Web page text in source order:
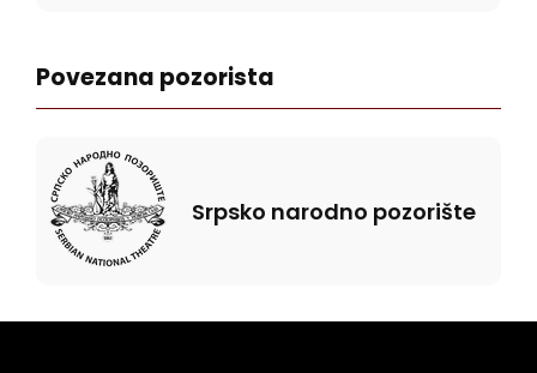
Povezana pozorista
Srpsko narodno pozorište